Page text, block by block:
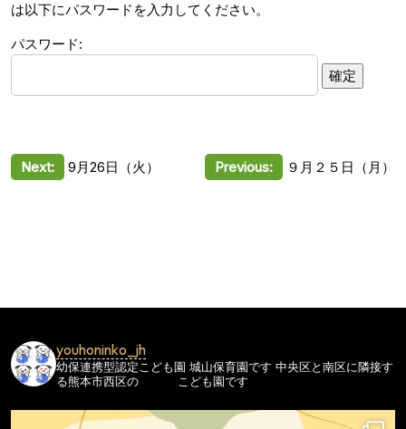
は以下にパスワードを入力してください。
パスワード:
投
ー
ョ
ン
Previous: ９月２５日（月）
Next: 9月26日（火）
youhoninko_jh
幼保連携型認定こども園 城山保育園です 中央区と南区に隣接す
る熊本市西区の
こども園です